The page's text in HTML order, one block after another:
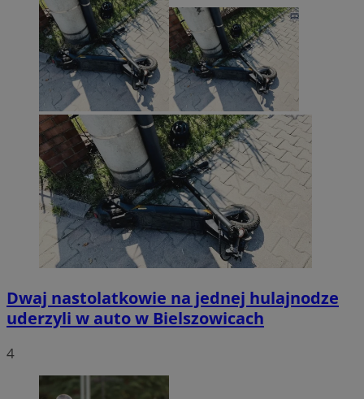
Dwaj nastolatkowie na jednej hulajnodze
uderzyli w auto w Bielszowicach
4